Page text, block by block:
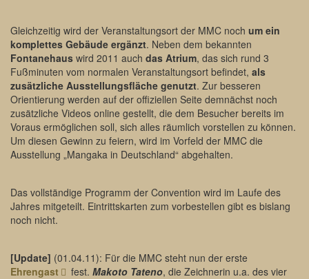
Gleichzeitig wird der Veranstaltungsort der MMC noch um ein
komplettes Gebäude ergänzt. Neben dem bekannten
Fontanehaus wird 2011 auch das Atrium, das sich rund 3
Fußminuten vom normalen Veranstaltungsort befindet, als
zusätzliche Ausstellungsfläche genutzt. Zur besseren
Orientierung werden auf der offiziellen Seite demnächst noch
zusätzliche Videos online gestellt, die dem Besucher bereits im
Voraus ermöglichen soll, sich alles räumlich vorstellen zu können.
Um diesen Gewinn zu feiern, wird im Vorfeld der MMC die
Ausstellung „Mangaka in Deutschland“ abgehalten.
Das vollständige Programm der Convention wird im Laufe des
Jahres mitgeteilt. Eintrittskarten zum vorbestellen gibt es bislang
noch nicht.
[Update] (01.04.11): Für die MMC steht nun der erste
Ehrengast
fest. Makoto Tateno, die Zeichnerin u.a. des vier